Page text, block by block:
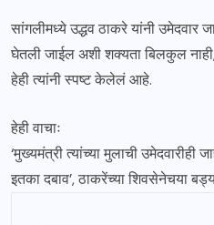
सांगलीमध्ये उद्धव ठाकरे यांनी उमेदवार
घेतली जाईल अशी शक्यता बिलकुल नाही,
हेही त्यांनी स्पष्ट केलेलं आहे.
हेही वाचाः
‘मुख्यमंत्री त्यांच्या मुलाची उमेदवारीही
इतका दबाव’, ठाकरेंच्या शिवसेनेचया